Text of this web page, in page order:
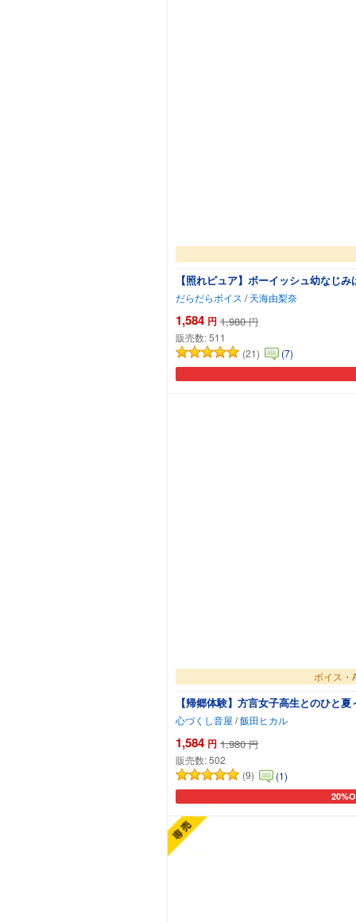
【照れピュア】ボーイッシュ幼なじ
だらだらボイス / 天海由梨奈
1,584 円 1,980 円
販売数:511
(21)
(7)
ボイス・
【帰郷体験】方言女子高生とのひと
心づくし音屋 /飯田ヒカル
1,584 円 1,980 円
販売数:502
(9)
(1)
カート